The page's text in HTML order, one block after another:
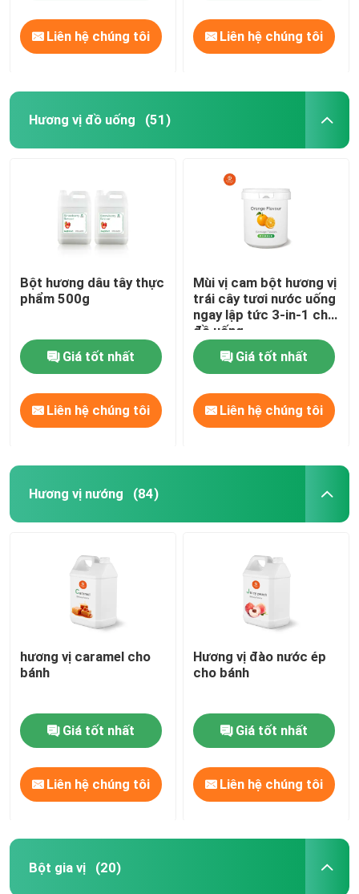
Liên hệ chúng tôi Liên hệ chúng tôi
Hương vị đồ uống (51)
Bột hương dâu tây thực
phẩm 500g
Giá tốt nhất
Liên hệ chúng tôi
Mùi vị cam bột hương vị
trái cây tươi nước uống
ngay lập tức 3-in-1 cho
đồ uống
Giá tốt nhất
Liên hệ chúng tôi
Hương vị nướng (84)
hương vị caramel cho
bánh
Giá tốt nhất
Liên hệ chúng tôi
Hương vị đào nước ép
cho bánh
Giá tốt nhất
Liên hệ chúng tôi
Bột gia vị (20)